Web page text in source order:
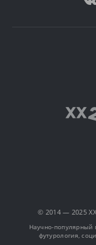
© 2014 — 2025
Научно-популярный
футурология,